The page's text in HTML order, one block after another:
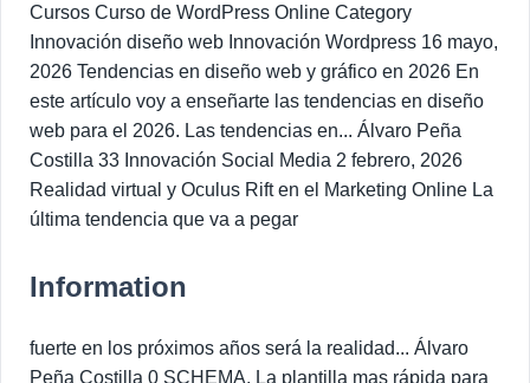
Cursos Curso de WordPress Online Category
Innovación diseño web Innovación Wordpress 16 mayo,
2026 Tendencias en diseño web y gráfico en 2026 En
este artículo voy a enseñarte las tendencias en diseño
web para el 2026. Las tendencias en... Álvaro Peña
Costilla 33 Innovación Social Media 2 febrero, 2026
Realidad virtual y Oculus Rift en el Marketing Online La
última tendencia que va a pegar
Information
fuerte en los próximos años será la realidad... Álvaro
Peña Costilla 0 SCHEMA, La plantilla mas rápida para